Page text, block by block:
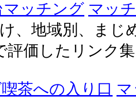
マッチング マッ
、地域別、まじ
評価したリンク
茶への入り口